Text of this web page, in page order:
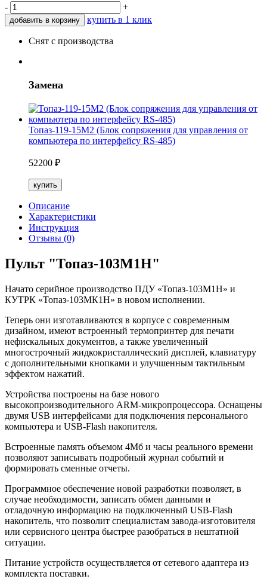
- +
добавить в корзину купить в 1 клик
Снят с производства
Замена
Топаз-119-15М2 (Блок сопряжения для управления от
компьютера по интерфейсу RS-485)
52200 ₽
купить
Описание
Характеристики
Инструкция
Отзывы (0)
Пульт "Топаз-103М1H"
Начато серийное производство ПДУ «Топаз-103М1H» и
КУТРК «Топаз-103МК1Н» в новом исполнении.
Теперь они изготавливаются в корпусе с современным
дизайном, имеют встроенный термопринтер для печати
нефискальных документов, а также увеличенный
многострочный жидкокристаллический дисплей, клавиатуру
с дополнительными кнопками и улучшенным тактильным
эффектом нажатий.
Устройства построены на базе нового
высокопроизводительного ARM-микропроцессора. Оснащены
двумя USB интерфейсами для подключения персонального
компьютера и USB-Flash накопителя.
Встроенные память объемом 4Мб и часы реального времени
позволяют записывать подробный журнал событий и
формировать сменные отчеты.
Программное обеспечение новой разработки позволяет, в
случае необходимости, записать обмен данными и
отладочную информацию на подключенный USB-Flash
накопитель, что позволит специалистам завода-изготовителя
или сервисного центра быстрее разобраться в нештатной
ситуации.
Питание устройств осуществляется от сетевого адаптера из
комплекта поставки.